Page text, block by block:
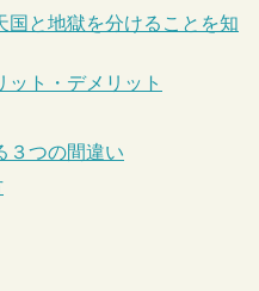
国と地獄を分けることを知
ト・デメリット
３つの間違い